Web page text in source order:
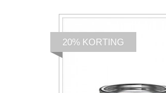
20% KORTING